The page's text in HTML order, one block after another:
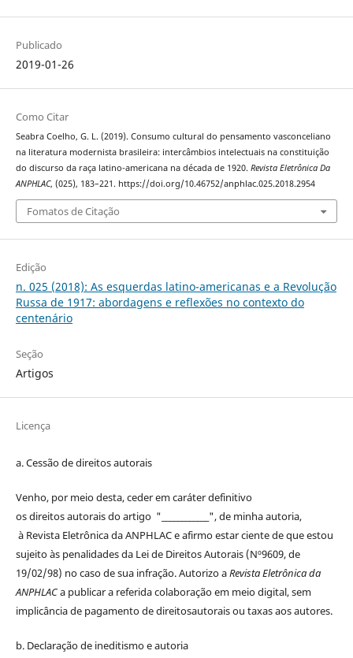
Publicado
2019-01-26
Como Citar
Seabra Coelho, G. L. (2019). Consumo cultural do pensamento vasconceliano
na literatura modernista brasileira: intercâmbios intelectuais na constituição
do discurso da raça latino-americana na década de 1920. Revista Eletrônica Da
ANPHLAC, (025), 183–221. https://doi.org/10.46752/anphlac.025.2018.2954
Fomatos de Citação
Edição
n. 025 (2018): As esquerdas latino-americanas e a Revolução
Russa de 1917: abordagens e reflexões no contexto do
centenário
Seção
Artigos
Licença
a. Cessão dedireitosautorais
Venho, por meio desta, ceder em caráter definitivo
osdireitosautoraisdo artigo "____________", de minha autoria,
à Revista Eletrônica da ANPHLACe afirmo estar ciente de que estou
sujeito às penalidades da Lei de DireitosAutorais(Nº9609, de
19/02/98) no caso de sua infração. Autorizo aRevista Eletrônica da
ANPHLACa publicar a referida colaboração em meio digital, sem
implicância de pagamento dedireitosautoraisou taxas aos autores.
b. Declaração de ineditismo e autoria